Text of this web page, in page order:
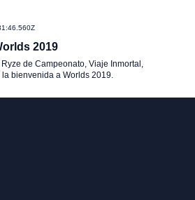
2019
de Campeonato, Viaje Inmortal,
la bienvenida a Worlds 2019.